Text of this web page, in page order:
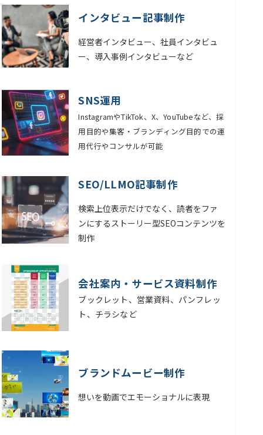
インタビュー記事制作
経営者インタビュー、社員インタビュ
ー、導入事例インタビューなど
SNS運用
InstagramやTikTok、X、YouTubeなど、採
用目的や集客・ブランディング目的での運
用代行やコンサルが可能
SEO/LLMO記事制作
検索上位表示だけでなく、読者をファ
ンにするストーリー型SEOコンテンツを
制作
会社案内・サービス資料制作
ブックレット、営業資料、パンフレッ
ト、チラシなど
ブランドムービー制作
想いを動画でエモーショナルに表現